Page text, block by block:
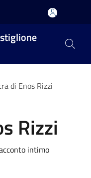
di Enos Rizzi
Rizzi
intimo